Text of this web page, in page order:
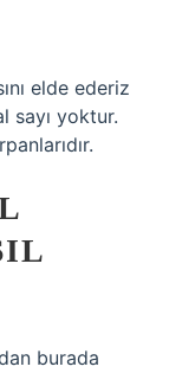
elde ederiz
sayı yoktur.
burada